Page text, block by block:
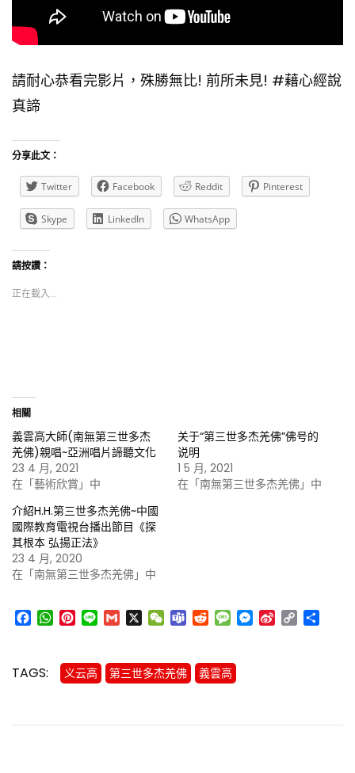
請耐心恭看完影片，殊勝無比! 前所未見! #藉心經說
真諦
分享此文：
Twitter Facebook Reddit Pinterest
Skype LinkedIn WhatsApp
請按讚：
正在載入...
相關
義雲高大師(南無第三世多杰
羌佛)親唱~亞洲唱片諦聽文化
23 4 月, 2021
在「藝術欣賞」中
关于“第三世多杰羌佛”佛号的
说明
1 5 月, 2021
在「南無第三世多杰羌佛」中
介紹H.H.第三世多杰羌佛~中國
國際教育電視台播出節目《探
其根本 弘揚正法》
23 4 月, 2020
在「南無第三世多杰羌佛」中
Facebook
WhatsApp
Pinterest
Line Gmail
X WeChat
TeamsRedditMessage
Messenger
Sina Copy
TAGS: 义云高 第三世多杰羌佛 義雲高